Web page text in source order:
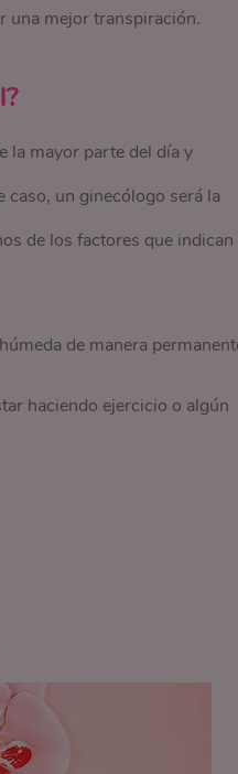
una mejor transpiración.
la mayor parte del día y
caso, un ginecólogo será la
de los factores que indican
de manera
haciendo ejercicio o algún